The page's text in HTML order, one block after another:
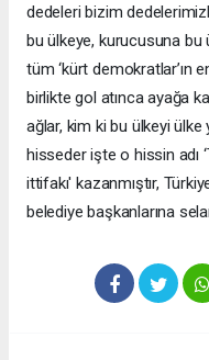
dedeleri bizim
bu ülkeye, kurucusuna bu
tüm ‘kürt demokratlar’ın
birlikte gol atınca ayağa
ağlar, kim ki bu ülkeyi
hisseder işte o hissin adı
ittifakı' kazanmıştır,
belediye başkanlarına